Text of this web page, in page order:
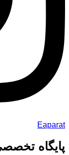
Eaparat
پایگاه